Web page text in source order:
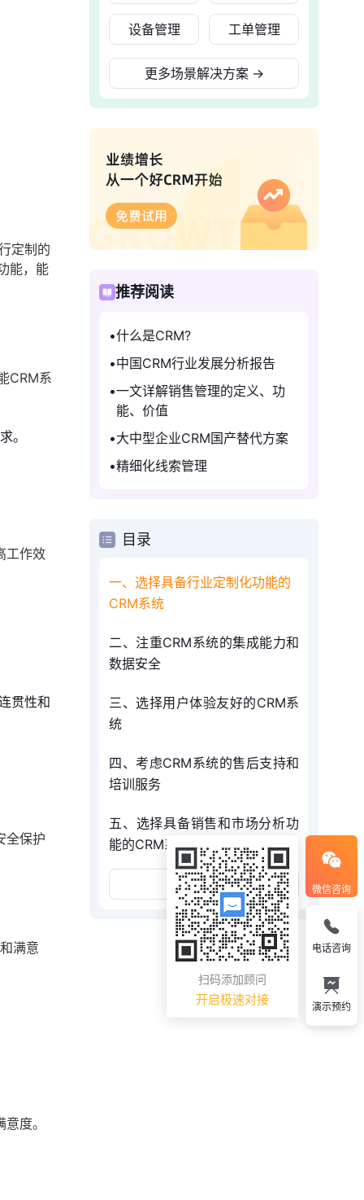
定制的
能，能
CRM系
。
工作效
贯性和
全保护
满意
度。
设备管理 工单管理
更多场景解决方案 →
推荐阅读
什么是CRM?
中国CRM行业发展分析报告
一文详解销售管理的定义、功
能、价值
大中型企业CRM国产替代方案
精细化线索管理
目录
一、选择具备行业定制化功能的
CRM系统
二、注重CRM系统的集成能力和
数据安全
三、选择用户体验友好的CRM系
统
四、考虑CRM系统的售后支持和
培训服务
五、选择具备销售和市场分析功
能的CRM系统
展开更多 微信咨询
扫码添加顾问
开启极速对接
电话咨询
演示预约